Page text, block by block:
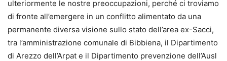
ulteriormente le nostre preoccupazioni, perché ci troviamo
di fronte all’emergere in un conflitto alimentato da una
permanente diversa visione sullo stato dell’area ex-Sacci,
tra l’amministrazione comunale di Bibbiena, il Dipartimento
di Arezzo dell’Arpat e il Dipartimento prevenzione dell’Ausl